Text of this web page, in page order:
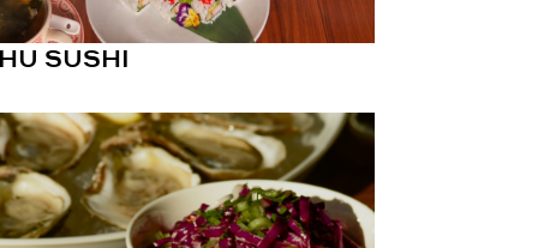
SUSHI